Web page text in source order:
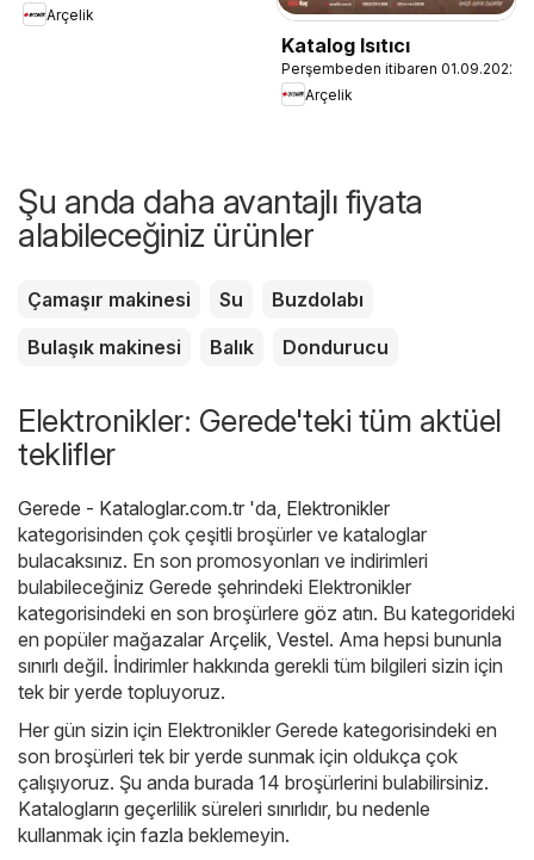
Arçelik
Katalog Isıtıcı
Perşembeden itibaren 01.09.2022
Arçelik
Şu anda daha avantajlı fiyata
alabileceğiniz ürünler
Çamaşır makinesi Su
Buzdolabı
Bulaşık makinesi
Balık Dondurucu
Elektronikler: Gerede'teki tüm aktüel
teklifler
Gerede - Kataloglar.com.tr 'da, Elektronikler
kategorisinden çok çeşitli broşürler ve kataloglar
bulacaksınız. En son promosyonları ve indirimleri
bulabileceğiniz Gerede şehrindeki Elektronikler
kategorisindeki en son broşürlere göz atın. Bu kategorideki
en popüler mağazalar Arçelik, Vestel. Ama hepsi bununla
sınırlı değil. İndirimler hakkında gerekli tüm bilgileri sizin için
tek bir yerde topluyoruz.
Her gün sizin için Elektronikler Gerede kategorisindeki en
son broşürleri tek bir yerde sunmak için oldukça çok
çalışıyoruz. Şu anda burada 14 broşürlerini bulabilirsiniz.
Katalogların geçerlilik süreleri sınırlıdır, bu nedenle
kullanmak için fazla beklemeyin.